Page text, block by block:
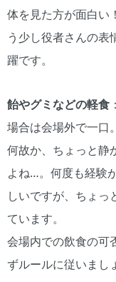
体を見た方が面白い
う少し役者さんの
躍です。
飴やグミなどの軽食
場合は会場外で一口
何故か、ちょっと静
よね…。何度も経験
しいですが、ちょっ
ています。
会場内での飲食の可
ずルールに従いまし